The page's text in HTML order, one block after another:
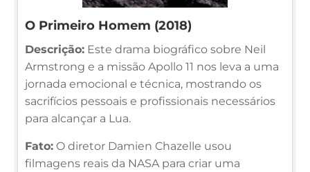
O Primeiro Homem (2018)
Descrição: Este drama biográfico sobre Neil
Armstrong e a missão Apollo 11 nos leva a uma
jornada emocional e técnica, mostrando os
sacrifícios pessoais e profissionais necessários
para alcançar a Lua.
Fato: O diretor Damien Chazelle usou
filmagens reais da NASA para criar uma